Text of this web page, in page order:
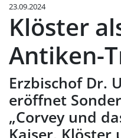
23.09.2024
Klöster
Antiken-
Erzbischof Dr.
eröffnet
„Corvey und
Kaiser,